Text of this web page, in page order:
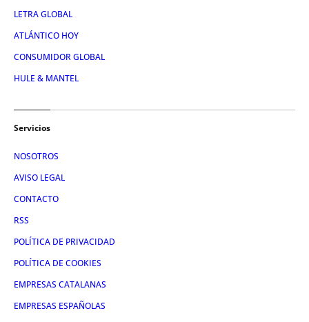
LETRA GLOBAL
ATLÁNTICO HOY
CONSUMIDOR GLOBAL
HULE & MANTEL
Servicios
NOSOTROS
AVISO LEGAL
CONTACTO
RSS
POLÍTICA DE PRIVACIDAD
POLÍTICA DE COOKIES
EMPRESAS CATALANAS
EMPRESAS ESPAÑOLAS